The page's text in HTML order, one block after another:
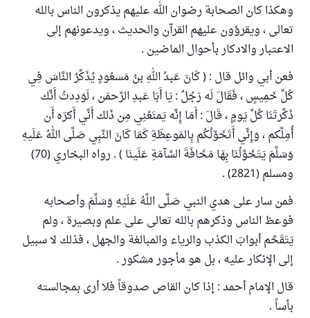
وهكذا كان الصحابة رضوان الله عليهم يذكرون الناس بالله
تعالى ، ويقرؤون عليهم القرآن والحديث ، ويدعونهم إلى
الاعتبار والادكار بأحوال الماضين .
فعن أبي وائل قال : ( كَانَ عَبدُ اللهِ بنُ مَسعُودٍ يُذَكِّرُ النَّاسَ فِي
كُلِّ خَمِيسٍ ، فَقَالَ لَه رَجُلٌ : يَا أَبَا عَبدِ الرَّحمَن ، لَوَدِدتُ أَنَّك
ذَكَّرتَنَا كُلَّ يَومٍ ، قَالَ : أَمَا إِنَّه يَمنَعُنِي مِن ذَلك أَنِّي أَكرَه أَن
أُمِلَّكم ، وَإِنِّي أَتَخَوَّلُكُم بِالمَوعِظَةِ كَمَا كَانَ النَّبِي صَلَّى اللهُ عَلَيهِ
وَسَلَّمَ يَتَخَوَّلُنَا بِهَا مَخَافَةَ السَّآمَةِ عَلَينَا ) . رواه البخاري (70)
ومسلم (2821) .
فمن سار على هدي النبي صَلَّى اللَّهُ عَلَيْهِ وَسَلَّمَ وأصحابه
فوعظ الناس وذكرهم بالله تعالى على علم وبصيرة ، ولم
يَتَقَحَّم أبوابَ الكذب والرياء والمبالغة والجهل ، فذلك لا سبيل
إلى الإنكار عليه ، بل هو مأجور مشكور .
قال الإمام أحمد : إذا كان القاص صدوقاً فلا أرى بمجالسته
بأساً .